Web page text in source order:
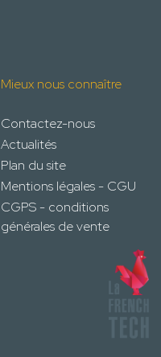
Mieux nous connaître
Contactez-nous
Actualités
Plan du site
Mentions légales - CGU
CGPS - conditions
générales de vente